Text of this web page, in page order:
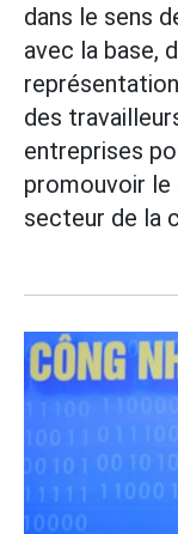
dans le sens
avec la base,
des
entreprises
promouvoir le
secteur de la